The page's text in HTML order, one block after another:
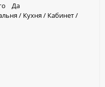
Да
/ Кухня / Кабинет /